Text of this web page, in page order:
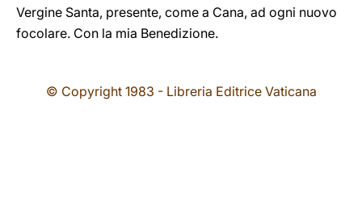
Vergine Santa, presente, come a Cana, ad ogni nuovo
focolare. Con la mia Benedizione.
© Copyright 1983 - Libreria Editrice Vaticana